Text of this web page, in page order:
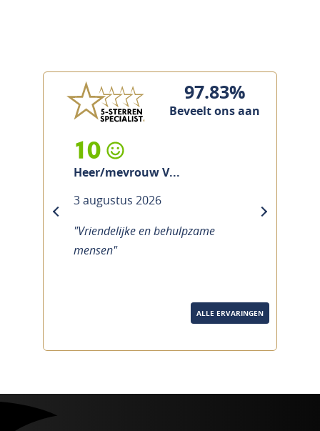
97.83%
Beveelt ons aan
10
Heer/mevrouw V...
3 augustus 2026
"Vriendelijke en behulpzame
mensen"
next
ALLE ERVARINGEN